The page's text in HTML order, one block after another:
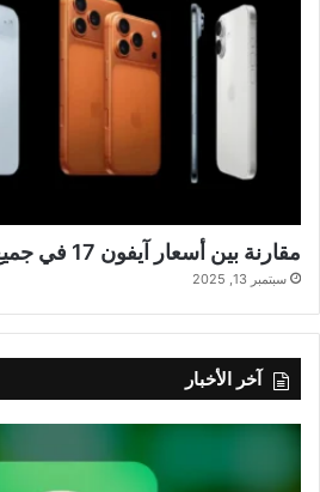
مقارنة بين أسعار آيفون 17 في جميع الدول العربية
سبتمبر 13, 2025
آخر الأخبار